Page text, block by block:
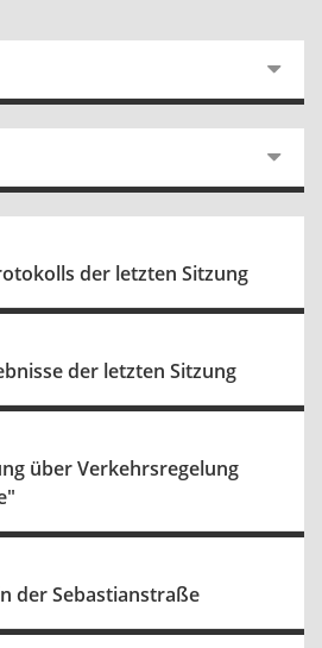
der letzten Sitzung
der letzten Sitzung
über Verkehrsregelung
der Sebastianstraße